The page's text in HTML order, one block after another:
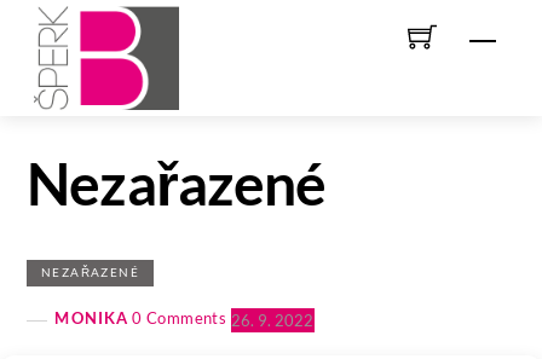
content
Nezařazené
NEZAŘAZENÉ
MONIKA 0 Comments 26. 9. 2022